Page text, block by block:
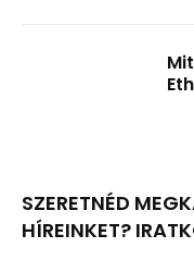
SZERETNÉD
HÍREINKET?